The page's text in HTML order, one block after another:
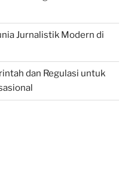
Jurnalistik Modern di
dan Regulasi untuk